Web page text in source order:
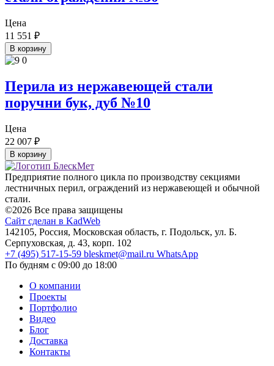
Цена
11 551 ₽
В корзину
Перила из нержавеющей стали
поручни бук, дуб №10
Цена
22 007 ₽
В корзину
Предприятие полного цикла по производству секциями
лестничных перил, ограждений из нержавеющей и обычной
стали.
©2026 Все права защищены
Сайт сделан в KadWeb
142105, Россия, Московская область, г. Подольск, ул. Б.
Серпуховская, д. 43, корп. 102
+7 (495) 517-15-59 bleskmet@mail.ru WhatsApp
По будням с 09:00 до 18:00
О компании
Проекты
Портфолио
Видео
Блог
Доставка
Контакты